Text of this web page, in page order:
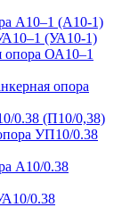
А10–1 (А10-1)
(УА10-1)
опора ОА10–1
опора
0.38 (П10/0,38)
УП10/0.38
А10/0.38
0.38